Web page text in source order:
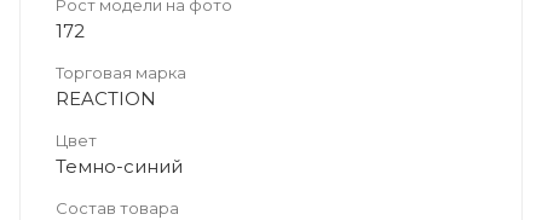
Рост модели на фото
172
Торговая марка
REACTION
Цвет
Темно-синий
Состав товара